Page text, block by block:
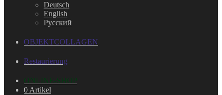
Deutsch
English
Русский
OBJEKTCOLLAGEN
Restaurierung
ONLINE-SHOP
0 Artikel